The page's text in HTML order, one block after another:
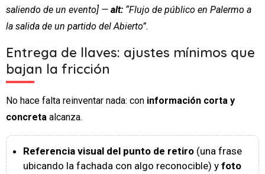
saliendo de un evento] — alt: “Flujo de público en Palermo a
la salida de un partido del Abierto”.
Entrega de llaves: ajustes mínimos que
bajan la fricción
No hace falta reinventar nada: con información corta y
concreta alcanza.
Referencia visual del punto de retiro (una frase
ubicando la fachada con algo reconocible) y foto